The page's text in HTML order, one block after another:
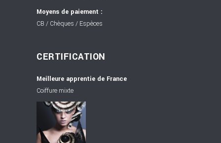
Moyens de paiement :
CB / Chèques / Espèces
CERTIFICATION
Meilleure apprentie de France
Coiffure mixte